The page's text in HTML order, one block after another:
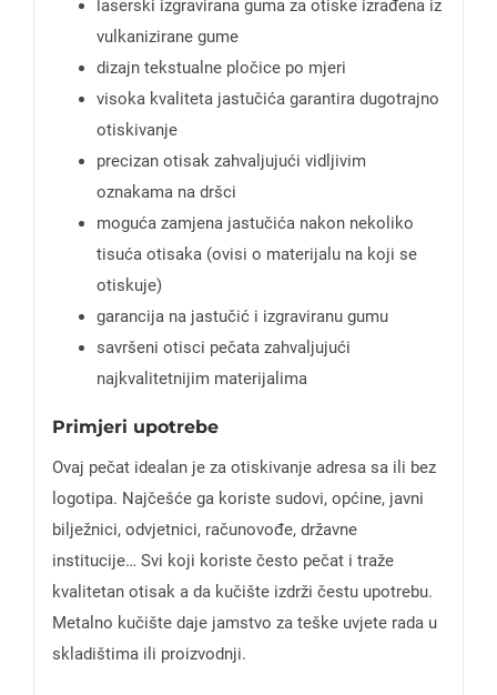
laserski izgravirana guma za otiske izrađena iz
vulkanizirane gume
dizajn tekstualne pločice po mjeri
visoka kvaliteta jastučića garantira dugotrajno
otiskivanje
precizan otisak zahvaljujući vidljivim
oznakama na dršci
moguća zamjena jastučića nakon nekoliko
tisuća otisaka (ovisi o materijalu na koji se
otiskuje)
garancija na jastučić i izgraviranu gumu
savršeni otisci pečata zahvaljujući
najkvalitetnijim materijalima
Primjeri upotrebe
Ovaj pečat idealan je za otiskivanje adresa sa ili bez
logotipa. Najčešće ga koriste sudovi, općine, javni
bilježnici, odvjetnici, računovođe, državne
institucije… Svi koji koriste često pečat i traže
kvalitetan otisak a da kučište izdrži čestu upotrebu.
Metalno kučište daje jamstvo za teške uvjete rada u
skladištima ili proizvodnji.